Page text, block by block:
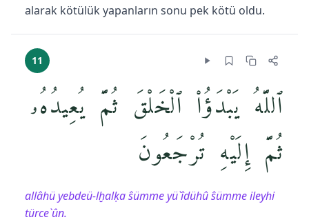
alarak kötülük yapanların sonu pek kötü oldu.
11
ٱللَّهُ يَبْدَؤُا۟ ٱلْخَلْقَ ثُمَّ يُعِيدُهُۥ
ثُمَّ إِلَيْهِ تُرْجَعُونَ
allâhü yebdeü-lḫalḳa ŝümme yü`îdühû ŝümme ileyhi
türce`ûn.